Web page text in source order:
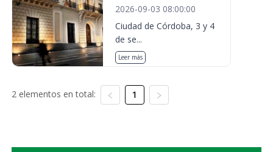
2026-09-03 08:00:00
Ciudad de Córdoba, 3 y 4
de se...
Leer más
2 elementos en total: 1